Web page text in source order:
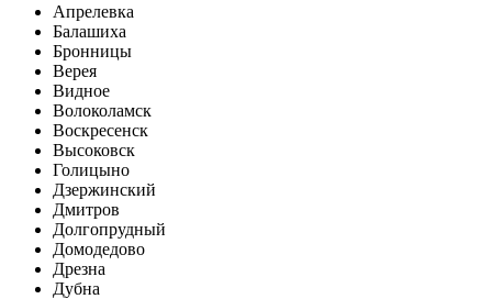
Апрелевка
Балашиха
Бронницы
Верея
Видное
Волоколамск
Воскресенск
Высоковск
Голицыно
Дзержинский
Дмитров
Долгопрудный
Домодедово
Дрезна
Дубна